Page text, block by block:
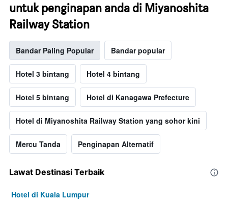
untuk penginapan anda di Miyanoshita
Railway Station
Bandar Paling Popular Bandar popular
Hotel 3 bintang Hotel 4 bintang
Hotel 5 bintang Hotel di Kanagawa Prefecture
Hotel di Miyanoshita Railway Station yang sohor kini
Mercu Tanda Penginapan Alternatif
Lawat Destinasi Terbaik
Hotel di Kuala Lumpur